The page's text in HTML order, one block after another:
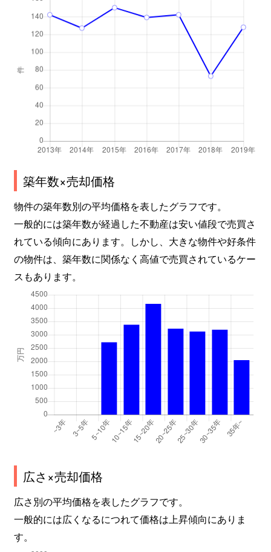
築年数×売却価格
物件の築年数別の平均価格を表したグラフです。
一般的には築年数が経過した不動産は安い値段で売買さ
れている傾向にあります。しかし、大きな物件や好条件
の物件は、築年数に関係なく高値で売買されているケー
スもあります。
広さ×売却価格
広さ別の平均価格を表したグラフです。
一般的には広くなるにつれて価格は上昇傾向にありま
す。